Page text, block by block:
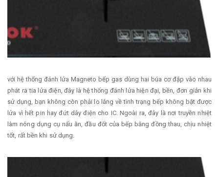
với hệ thống đánh lửa Magneto bếp gas dùng hai búa cơ đập vào nhau
phát ra tia lửa điện, đây là hệ thống đánh lửa hiện đại, bền, đơn giản khi
sử dụng, bạn không còn phải lo lắng về tình trạng bếp không bật được
lửa vì hết pin hay đứt dây điện cho IC. Ngoài ra, đây là nơi truyền nhiệt
làm nóng dụng cụ nấu ăn, đầu đốt của bếp bằng đồng thau, chịu nhiệt
tốt, rất bền khi sử dụng.